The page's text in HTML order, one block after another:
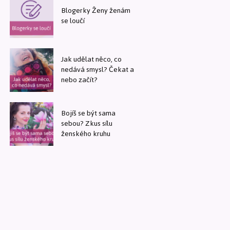
Blogerky Ženy ženám
se loučí
Jak udělat něco, co
nedává smysl? Čekat a
nebo začít?
Bojíš se být sama
sebou? Zkus sílu
ženského kruhu